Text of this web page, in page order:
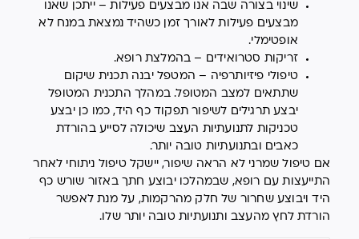
שינוי בצורה שבה אנו מבצעים פעילות – ייתכן שאנו
מבצעים פעילות לאורך זמן כשהיד נמצאת במנח לא
אופטימלי.
זריקות סטרואידים – בהמלצת רופא.
טיפולי פיזיותרפיה – המטפל יבנה תכנית שיקום
שתתאים למצב המטופל. במהלך התכנית המטופל
יבצע תרגילים לשיפור תפקוד כף היד, כמו כן יבצע
טכניקות לתנועתיות העצב שיכולה לסייע בהורדת
כאבים ובתנועתיות טובה יותר.
אם טיפול שמרני לא הראה שיפור, יישקל טיפול ניתוחי לאחר
התייעצות עם רופא, שבמהלכו יבוצע חתך באזור שורש כף
היד ויבוצע שחרור של חלק מהרקמות, על מנת לאפשר
הורדת לחץ מהעצב ותנועתיות טובה יותר שלו.